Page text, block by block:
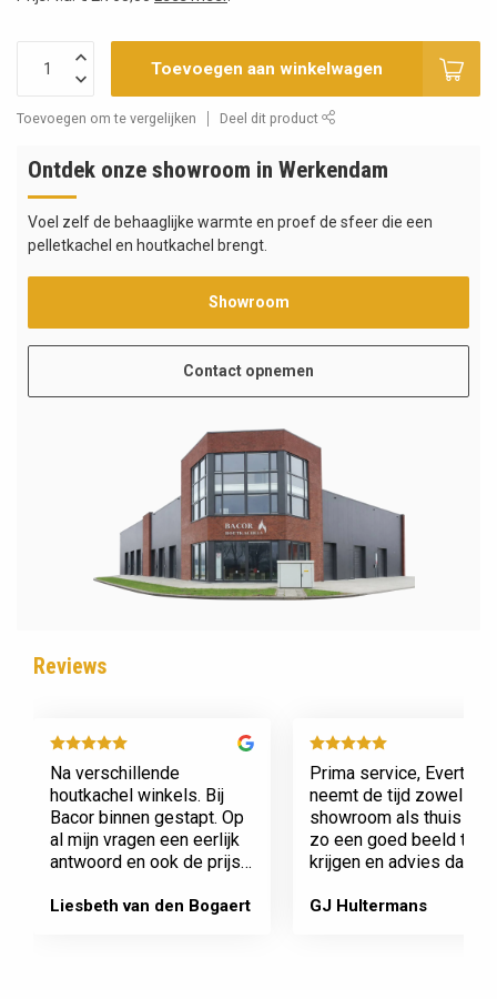
Toevoegen aan winkelwagen
Toevoegen om te vergelijken Deel dit product
Ontdek onze showroom in Werkendam
Voel zelf de behaaglijke warmte en proef de sfeer die een
pelletkachel en houtkachel brengt.
Showroom
Contact opnemen
Reviews
Na verschillende
houtkachel winkels. Bij
Bacor binnen gestapt. Op
al mijn vragen een eerlijk
antwoord en ook de prijs
Afspraak is afspraak geen
Liesbeth van den Bogaert
Prima service, Evert
neemt de tijd zowel in
showroom als thuis om
zo een goed beeld te
krijgen en advies daarop
nieuwe kachel. Komt
GJ Hultermans